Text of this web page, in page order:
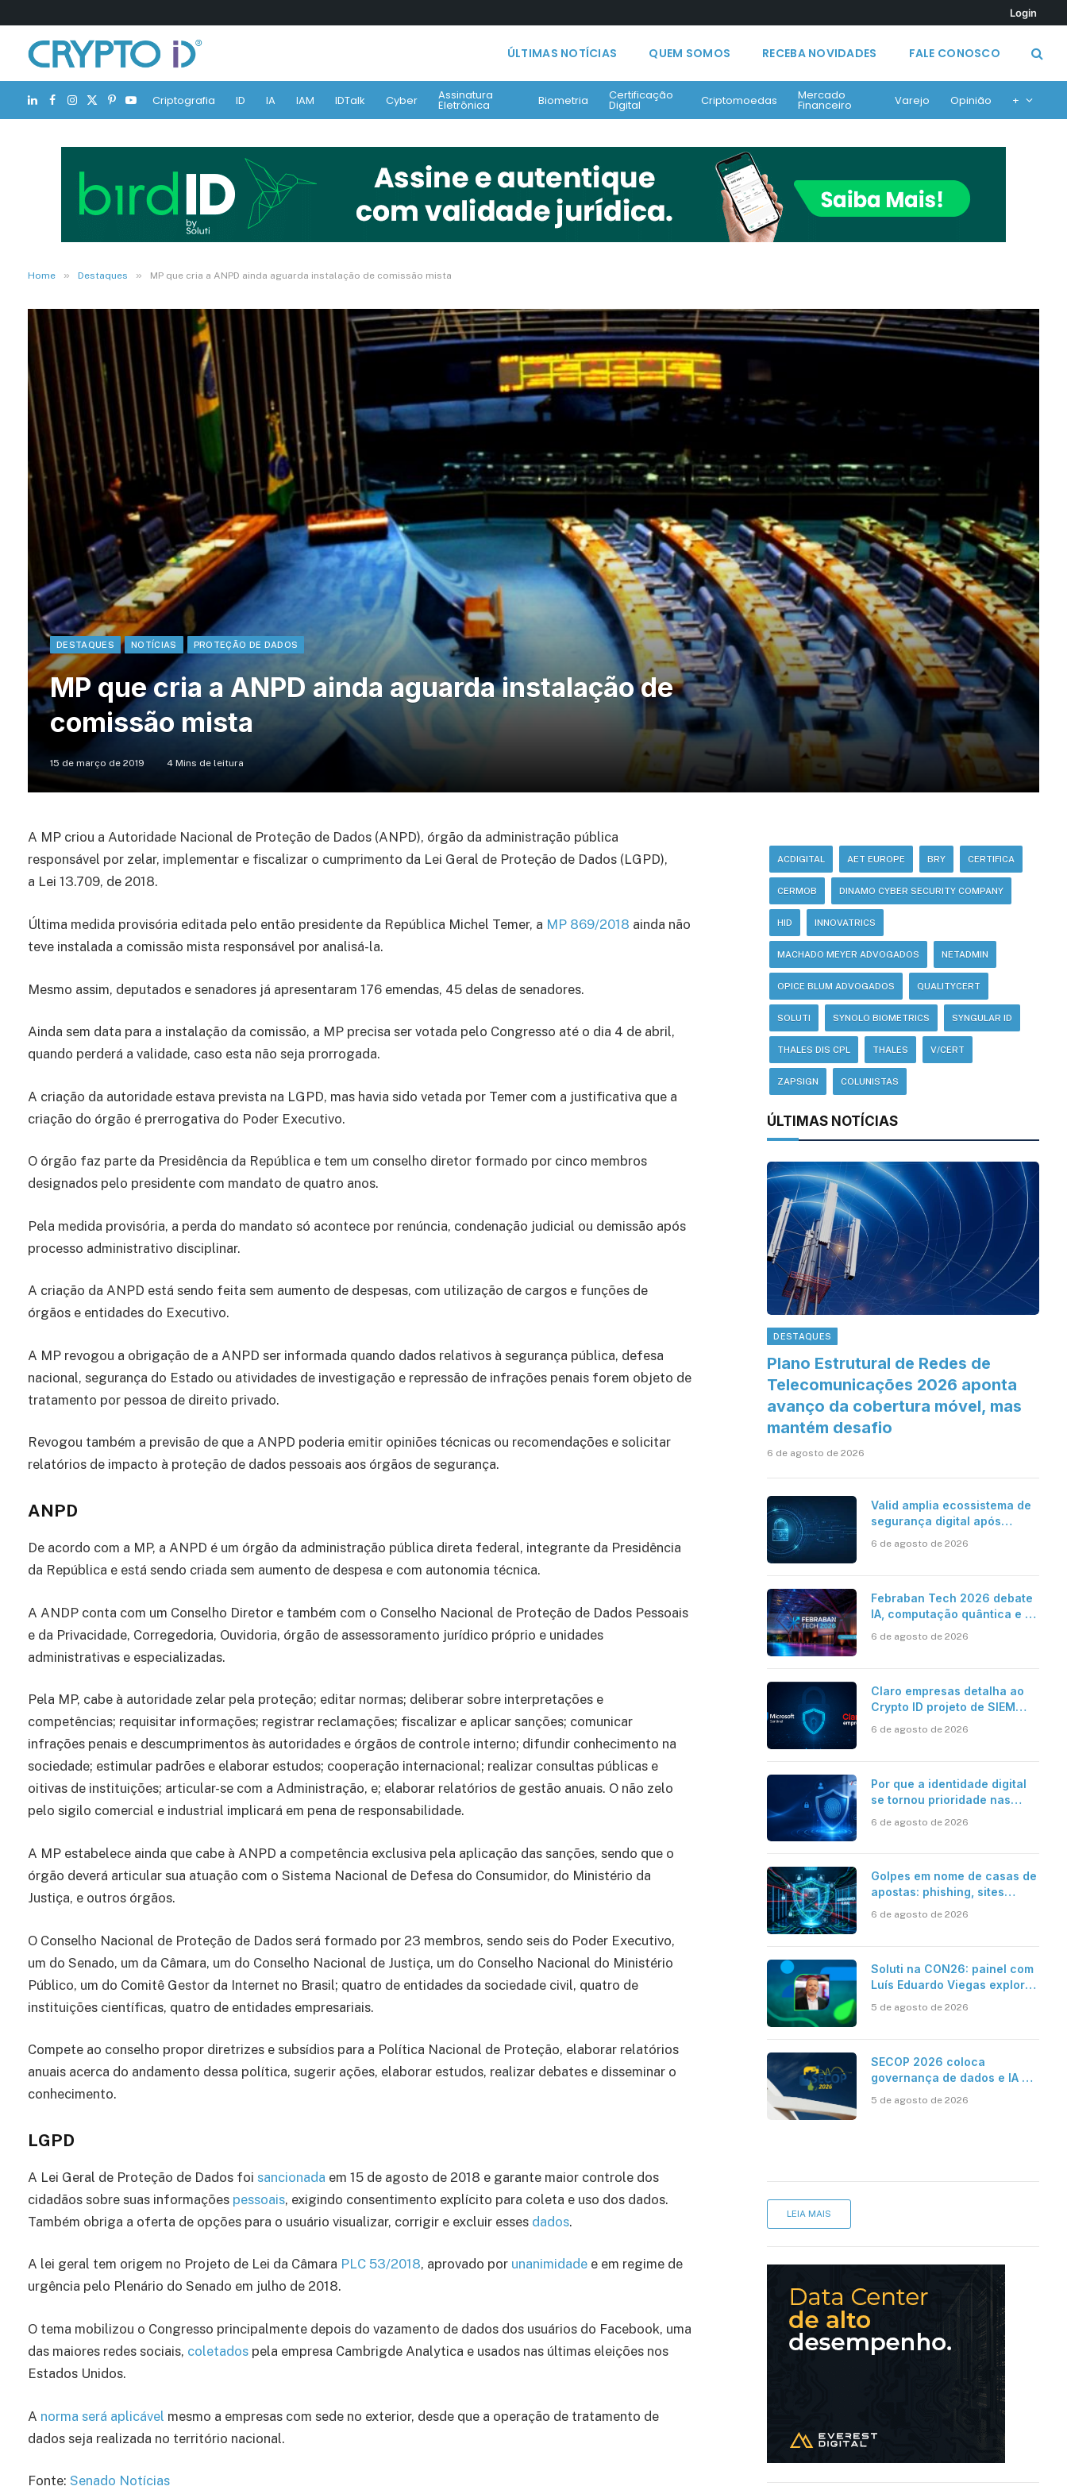
Login
ÚLTIMAS NOTÍCIAS QUEM SOMOS RECEBA NOVIDADES FALE CONOSCO
LinkedIn
Facebook
Instagram
X
(Twitter)
Pinterest
YouTubeCriptografia ID IA IAM IDTalk Cyber Assinatura
Eletrônica Biometria Certificação
Digital Criptomoedas Mercado
Financeiro Varejo Opinião +
Home » Destaques » MP que cria a ANPD ainda aguarda instalação de comissão mista
DESTAQUES NOTÍCIAS PROTEÇÃO DE DADOS
MP que cria a ANPD ainda aguarda instalação de
comissão mista
15 de março de 2019 4 Mins de leitura
A MP criou a Autoridade Nacional de Proteção de Dados (ANPD), órgão da administração pública
responsável por zelar, implementar e fiscalizar o cumprimento da Lei Geral de Proteção de Dados (LGPD),
a Lei 13.709, de 2018.
Última medida provisória editada pelo então presidente da República Michel Temer, a MP 869/2018 ainda não
teve instalada a comissão mista responsável por analisá-la.
Mesmo assim, deputados e senadores já apresentaram 176 emendas, 45 delas de senadores.
Ainda sem data para a instalação da comissão, a MP precisa ser votada pelo Congresso até o dia 4 de abril,
quando perderá a validade, caso esta não seja prorrogada.
A criação da autoridade estava prevista na LGPD, mas havia sido vetada por Temer com a justificativa que a
criação do órgão é prerrogativa do Poder Executivo.
O órgão faz parte da Presidência da República e tem um conselho diretor formado por cinco membros
designados pelo presidente com mandato de quatro anos.
Pela medida provisória, a perda do mandato só acontece por renúncia, condenação judicial ou demissão após
processo administrativo disciplinar.
A criação da ANPD está sendo feita sem aumento de despesas, com utilização de cargos e funções de
órgãos e entidades do Executivo.
A MP revogou a obrigação de a ANPD ser informada quando dados relativos à segurança pública, defesa
nacional, segurança do Estado ou atividades de investigação e repressão de infrações penais forem objeto de
tratamento por pessoa de direito privado.
Revogou também a previsão de que a ANPD poderia emitir opiniões técnicas ou recomendações e solicitar
relatórios de impacto à proteção de dados pessoais aos órgãos de segurança.
ANPD
De acordo com a MP, a ANPD é um órgão da administração pública direta federal, integrante da Presidência
da República e está sendo criada sem aumento de despesa e com autonomia técnica.
A ANDP conta com um Conselho Diretor e também com o Conselho Nacional de Proteção de Dados Pessoais
e da Privacidade, Corregedoria, Ouvidoria, órgão de assessoramento jurídico próprio e unidades
administrativas e especializadas.
Pela MP, cabe à autoridade zelar pela proteção; editar normas; deliberar sobre interpretações e
competências; requisitar informações; registrar reclamações; fiscalizar e aplicar sanções; comunicar
infrações penais e descumprimentos às autoridades e órgãos de controle interno; difundir conhecimento na
sociedade; estimular padrões e elaborar estudos; cooperação internacional; realizar consultas públicas e
oitivas de instituições; articular-se com a Administração, e; elaborar relatórios de gestão anuais. O não zelo
pelo sigilo comercial e industrial implicará em pena de responsabilidade.
A MP estabelece ainda que cabe à ANPD a competência exclusiva pela aplicação das sanções, sendo que o
órgão deverá articular sua atuação com o Sistema Nacional de Defesa do Consumidor, do Ministério da
Justiça, e outros órgãos.
O Conselho Nacional de Proteção de Dados será formado por 23 membros, sendo seis do Poder Executivo,
um do Senado, um da Câmara, um do Conselho Nacional de Justiça, um do Conselho Nacional do Ministério
Público, um do Comitê Gestor da Internet no Brasil; quatro de entidades da sociedade civil, quatro de
instituições científicas, quatro de entidades empresariais.
Compete ao conselho propor diretrizes e subsídios para a Política Nacional de Proteção, elaborar relatórios
anuais acerca do andamento dessa política, sugerir ações, elaborar estudos, realizar debates e disseminar o
conhecimento.
LGPD
A Lei Geral de Proteção de Dados foi sancionada em 15 de agosto de 2018 e garante maior controle dos
cidadãos sobre suas informações pessoais, exigindo consentimento explícito para coleta e uso dos dados.
Também obriga a oferta de opções para o usuário visualizar, corrigir e excluir esses dados.
A lei geral tem origem no Projeto de Lei da Câmara PLC 53/2018, aprovado por unanimidade e em regime de
urgência pelo Plenário do Senado em julho de 2018.
O tema mobilizou o Congresso principalmente depois do vazamento de dados dos usuários do Facebook, uma
das maiores redes sociais, coletados pela empresa Cambrigde Analytica e usados nas últimas eleições nos
Estados Unidos.
A norma será aplicável mesmo a empresas com sede no exterior, desde que a operação de tratamento de
dados seja realizada no território nacional.
Fonte: Senado Notícias
ACDIGITAL AET EUROPE BRY CERTIFICA
CERMOB DINAMO CYBER SECURITY COMPANY
HID INNOVATRICS
MACHADO MEYER ADVOGADOS NETADMIN
OPICE BLUM ADVOGADOS QUALITYCERT
SOLUTI SYNOLO BIOMETRICS SYNGULAR ID
THALES DIS CPL THALES V/CERT
ZAPSIGN COLUNISTAS
ÚLTIMAS NOTÍCIAS
DESTAQUES
Plano Estrutural de Redes de
Telecomunicações 2026 aponta
avanço da cobertura móvel, mas
mantém desafio
6 de agosto de 2026
Valid amplia ecossistema de
segurança digital após
6 de agosto de 2026
Febraban Tech 2026 debate
IA, computação quântica e os
bancária
6 de agosto de 2026
Claro empresas detalha ao
Crypto ID projeto de SIEM
resposta automatizada
6 de agosto de 2026
Por que a identidade digital
se tornou prioridade nas
6 de agosto de 2026
Golpes em nome de casas de
apostas: phishing, sites
6 de agosto de 2026
Soluti na CON26: painel com
Luís Eduardo Viegas explora
eficiência da Contabilidade
5 de agosto de 2026
SECOP 2026 coloca
governança de dados e IA no
5 de agosto de 2026
LEIA MAIS